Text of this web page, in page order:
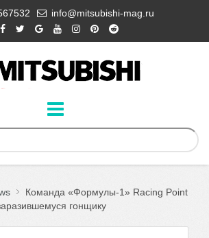
info@mitsubishi-mag.ru
Команда «Формулы-1» Racing Point
гонщику